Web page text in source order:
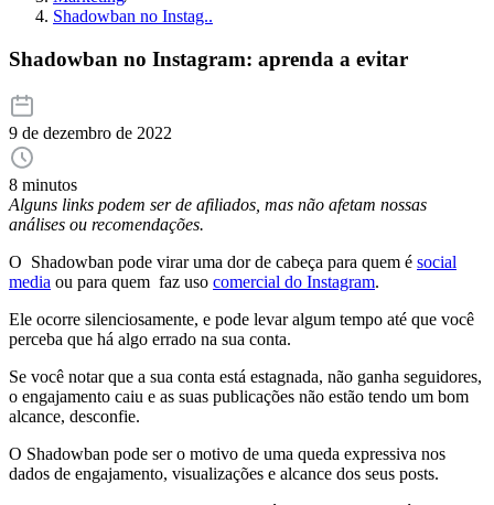
Shadowban no Instag..
Shadowban no Instagram: aprenda a evitar
9 de dezembro de 2022
8 minutos
Alguns links podem ser de afiliados, mas não afetam nossas
análises ou recomendações.
O Shadowban pode virar uma dor de cabeça para quem é social
media ou para quem faz uso comercial do Instagram.
Ele ocorre silenciosamente, e pode levar algum tempo até que você
perceba que há algo errado na sua conta.
Se você notar que a sua conta está estagnada, não ganha seguidores,
o engajamento caiu e as suas publicações não estão tendo um bom
alcance, desconfie.
O Shadowban pode ser o motivo de uma queda expressiva nos
dados de engajamento, visualizações e alcance dos seus posts.